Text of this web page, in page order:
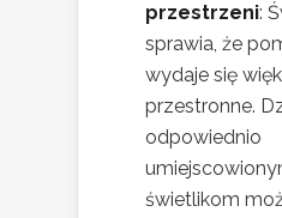
przestrzeni:
sprawia, że
wydaje się
przestronne.
odpowiednio
świetlikom